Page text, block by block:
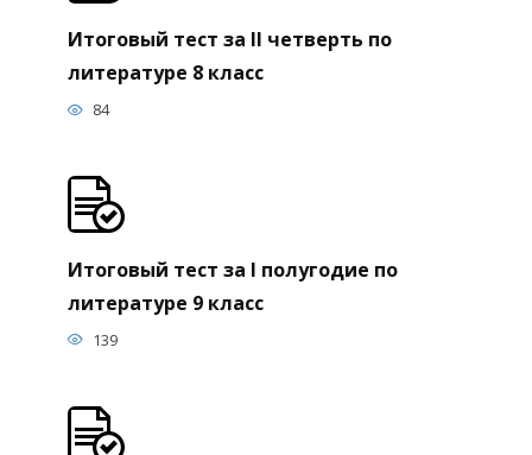
Итоговый тест за II четверть по
литературе 8 класс
84
Итоговый тест за I полугодие по
литературе 9 класс
139